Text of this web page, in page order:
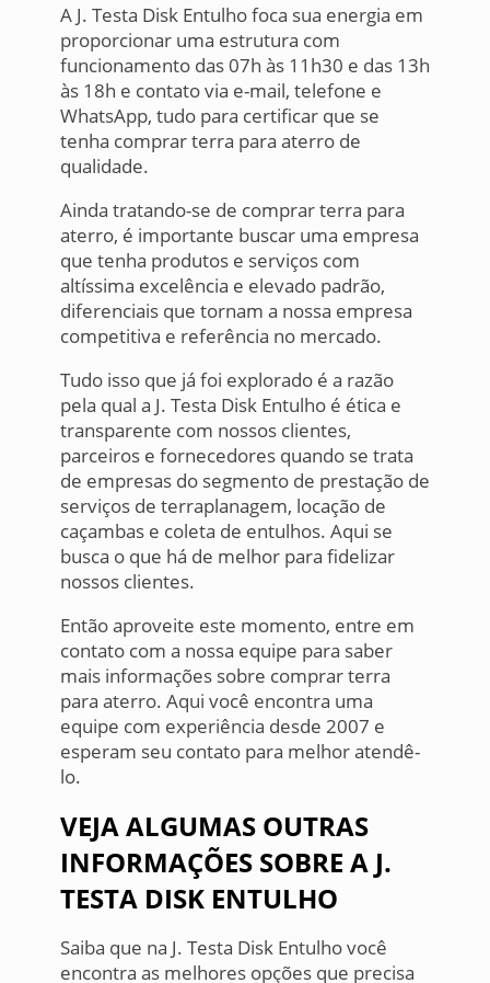
A J. Testa Disk Entulho foca sua energia em
proporcionar uma estrutura com
funcionamento das 07h às 11h30 e das 13h
às 18h e contato via e-mail, telefone e
WhatsApp, tudo para certificar que se
tenha comprar terra para aterro de
qualidade.
Ainda tratando-se de comprar terra para
aterro, é importante buscar uma empresa
que tenha produtos e serviços com
altíssima excelência e elevado padrão,
diferenciais que tornam a nossa empresa
competitiva e referência no mercado.
Tudo isso que já foi explorado é a razão
pela qual a J. Testa Disk Entulho é ética e
transparente com nossos clientes,
parceiros e fornecedores quando se trata
de empresas do segmento de prestação de
serviços de terraplanagem, locação de
caçambas e coleta de entulhos. Aqui se
busca o que há de melhor para fidelizar
nossos clientes.
Então aproveite este momento, entre em
contato com a nossa equipe para saber
mais informações sobre comprar terra
para aterro. Aqui você encontra uma
equipe com experiência desde 2007 e
esperam seu contato para melhor atendê-
lo.
VEJA ALGUMAS OUTRAS
INFORMAÇÕES SOBRE A J.
TESTA DISK ENTULHO
Saiba que na J. Testa Disk Entulho você
encontra as melhores opções que precisa